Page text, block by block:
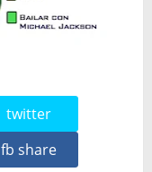
twitter
fb share